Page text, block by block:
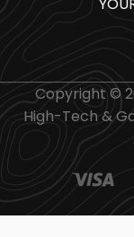
Copyright ©
High-Tech &